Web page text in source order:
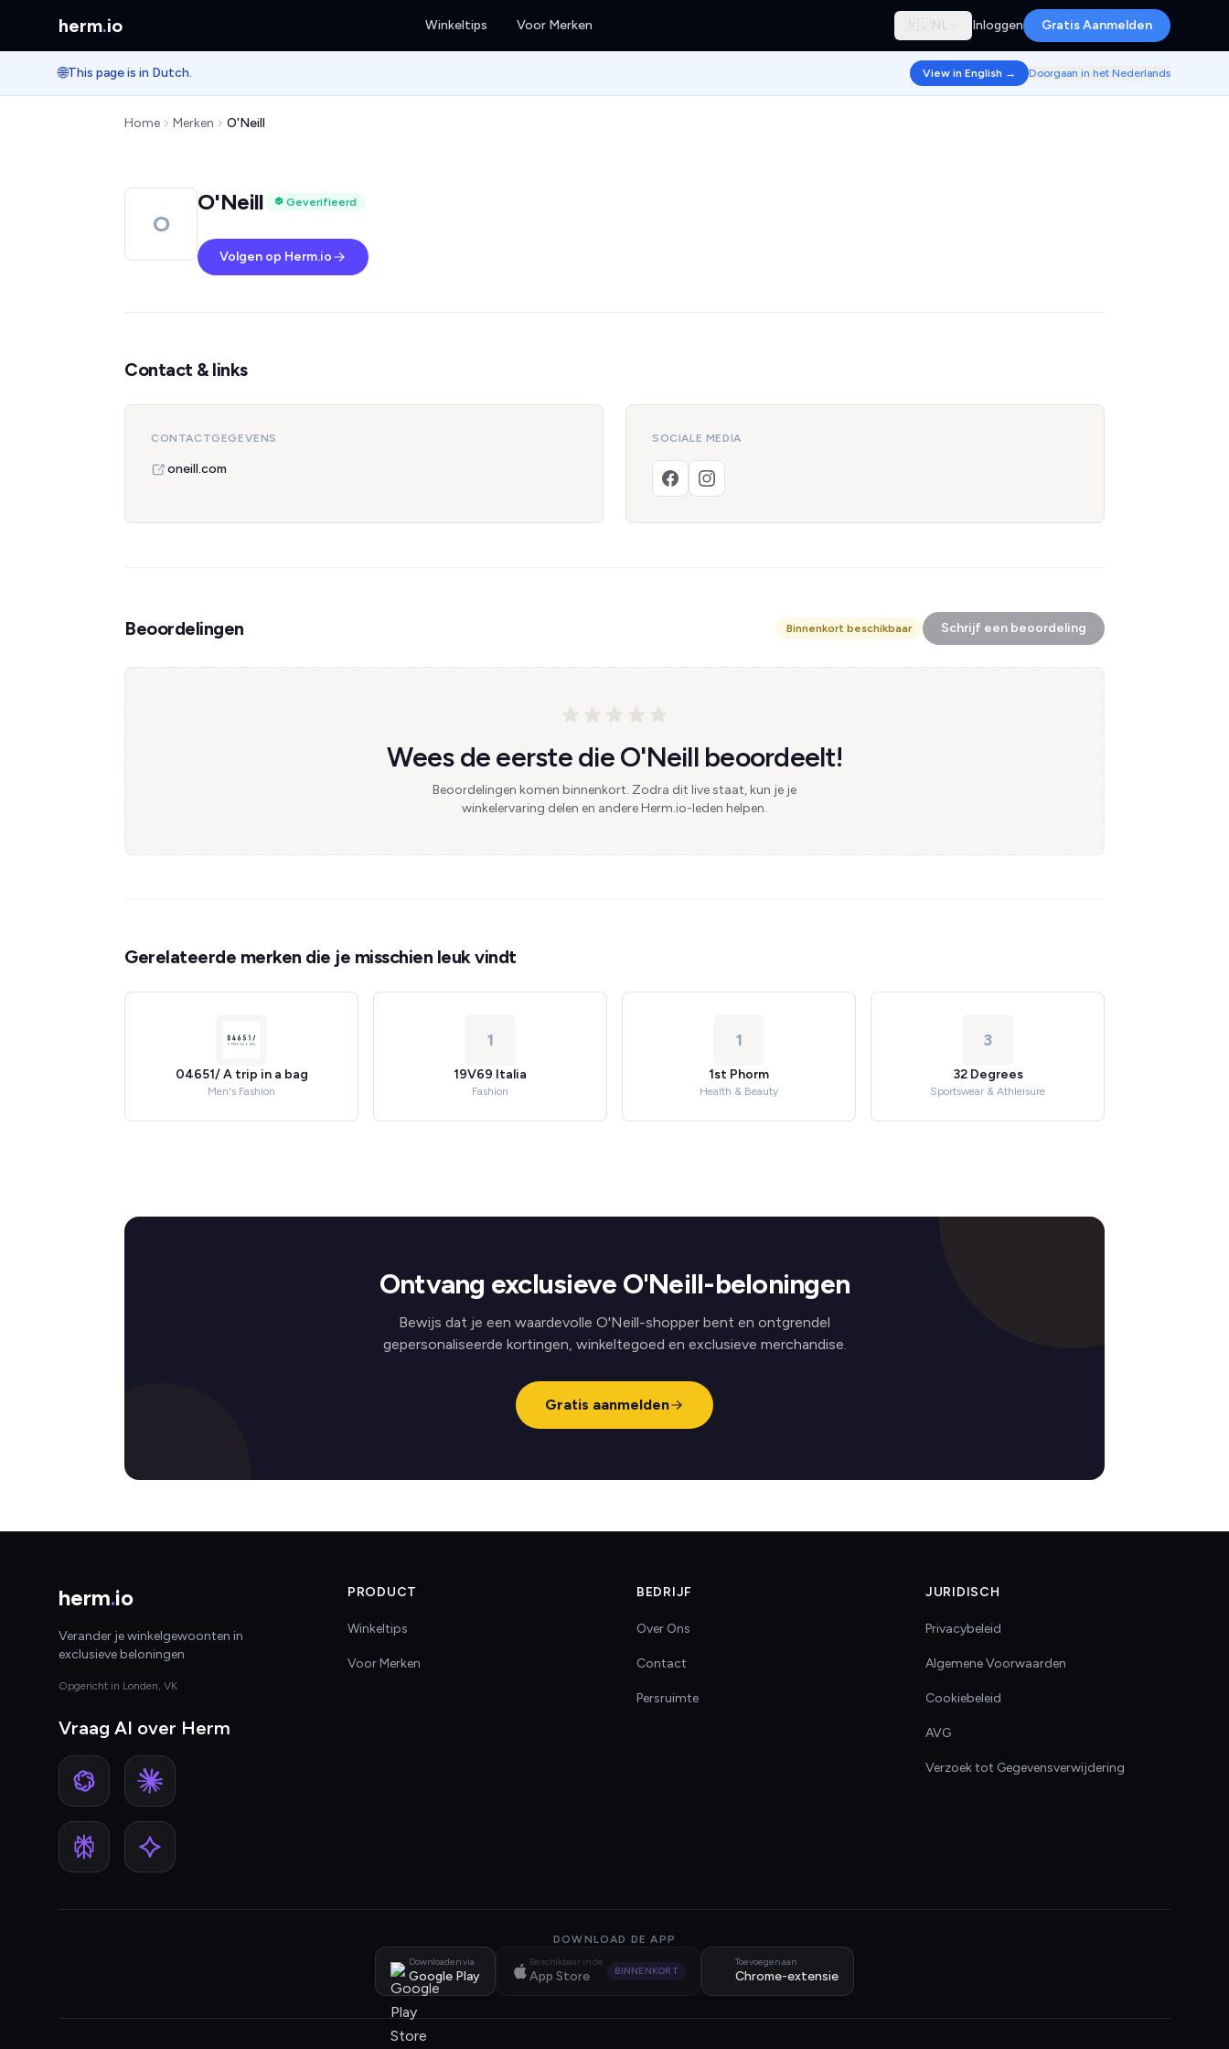
herm.io Winkeltips Voor Merken 🇳🇱 NL Inloggen Gratis Aanmelden
🌐This page is in Dutch. View in English → Doorgaan in het Nederlands
Home Merken O'Neill
O
O'Neill Geverifieerd
Volgen op Herm.io
Contact & links
CONTACTGEGEVENS
oneill.com
SOCIALE MEDIA
Beoordelingen Binnenkort beschikbaar Schrijf een beoordeling
Wees de eerste die O'Neill beoordeelt!
Beoordelingen komen binnenkort. Zodra dit live staat, kun je je
winkelervaring delen en andere Herm.io-leden helpen.
Gerelateerde merken die je misschien leuk vindt
04651/ A trip in a bag
Men's Fashion
1
19V69 Italia
Fashion
1
1st Phorm
Health & Beauty
3
32 Degrees
Sportswear & Athleisure
Ontvang exclusieve O'Neill-beloningen
Bewijs dat je een waardevolle O'Neill-shopper bent en ontgrendel
gepersonaliseerde kortingen, winkeltegoed en exclusieve merchandise.
Gratis aanmelden
herm.io
Verander je winkelgewoonten in
exclusieve beloningen
Opgericht in Londen, VK
Vraag AI over Herm
PRODUCT
Winkeltips
Voor Merken
BEDRIJF
Over Ons
Contact
Persruimte
JURIDISCH
Privacybeleid
Algemene Voorwaarden
Cookiebeleid
AVG
Verzoek tot Gegevensverwijdering
DOWNLOAD DE APP
Downloaden via
Google Play
Beschikbaar in de
App Store BINNENKORT
Toevoegen aan
Chrome-extensie